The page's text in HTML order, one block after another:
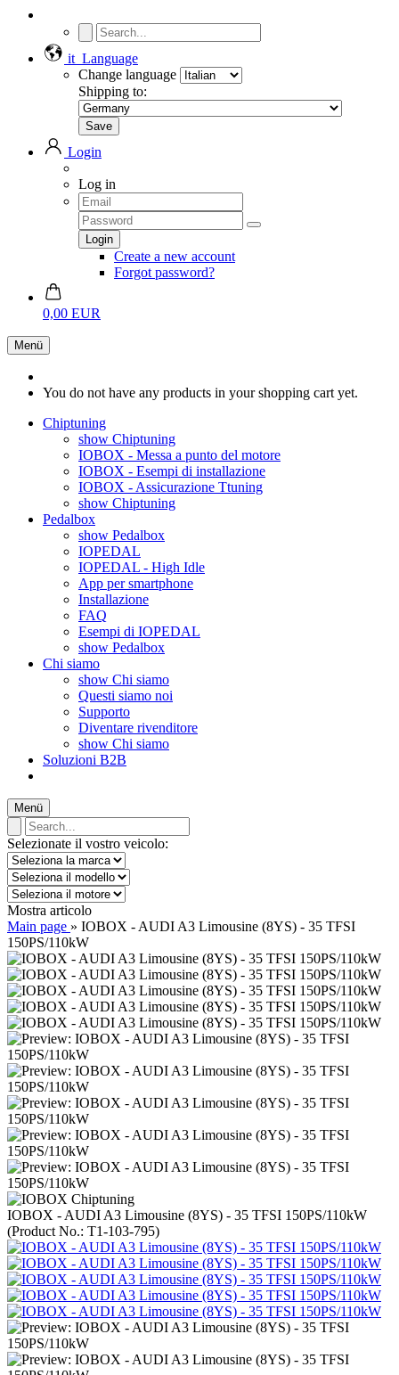
it Language
Change language
Shipping to:
Login
Log in
Create a new account
Forgot password?
0,00 EUR
Menü
You do not have any products in your shopping cart yet.
Chiptuning
show Chiptuning
IOBOX - Messa a punto del motore
IOBOX - Esempi di installazione
IOBOX - Assicurazione Ttuning
show Chiptuning
Pedalbox
show Pedalbox
IOPEDAL
IOPEDAL - High Idle
App per smartphone
Installazione
FAQ
Esempi di IOPEDAL
show Pedalbox
Chi siamo
show Chi siamo
Questi siamo noi
Supporto
Diventare rivenditore
show Chi siamo
Soluzioni B2B
Menü
Selezionate il vostro veicolo:
Mostra articolo
Main page » IOBOX - AUDI A3 Limousine (8YS) - 35 TFSI
150PS/110kW
IOBOX - AUDI A3 Limousine (8YS) - 35 TFSI 150PS/110kW
(Product No.: T1-103-795)